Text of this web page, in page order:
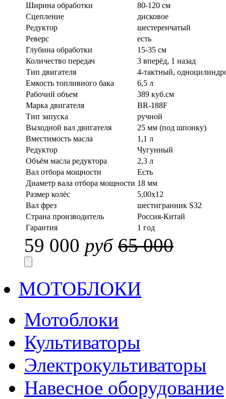
Ширина обработки
80-120 см
Сцепление
дисковое
Редуктор
шестеренчатый
Реверс
есть
Глубина обработки
15-35 см
Количество передач
3 вперёд, 1 назад
Тип двигателя
4-тактный,
Емкость топливного бака
6,5 л
Рабочий объем
389 куб.см
Марка двигателя
BR-188F
Тип запуска
ручной
Выходной вал двигателя
25 мм (под шпонку)
Вместимость масла
1,1 л
Редуктор
Чугунный
Объём масла редуктора
2,3 л
Вал отбора мощности
Есть
Диаметр вала отбора мощности 18 мм
Размер колёс
5,00x12
Вал фрез
шестигранник S32
Страна производитель
Россия-Китай
Гарантия
1 год
59 000 руб 65 000
МОТОБЛОКИ
Мотоблоки
Культиваторы
Электрокультиваторы
Навесное оборудование